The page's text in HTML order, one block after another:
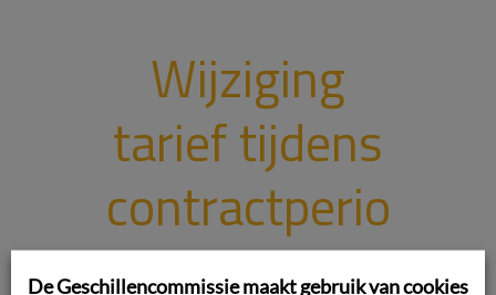
Wijziging
tarief tijdens
contractperio
de
De Geschillencommissie maakt gebruik van cookies